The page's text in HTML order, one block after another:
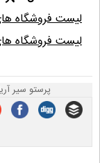
لیست فروشگاه
لیست فروشگاه
پرستو سیر